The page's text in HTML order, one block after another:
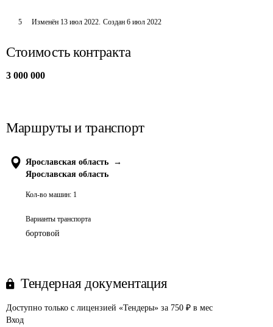
5 Изменён 13 июл 2022. Создан 6 июл 2022
Стоимость контракта
3 000 000
Маршруты и транспорт
Ярославская область
→
Ярославская область
Кол-во машин: 1
Варианты транспорта
бортовой
Тендерная документация
Доступно только с лицензией «Тендеры» за 750 ₽ в мес
Вход